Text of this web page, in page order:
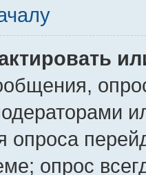
опроса
опрос